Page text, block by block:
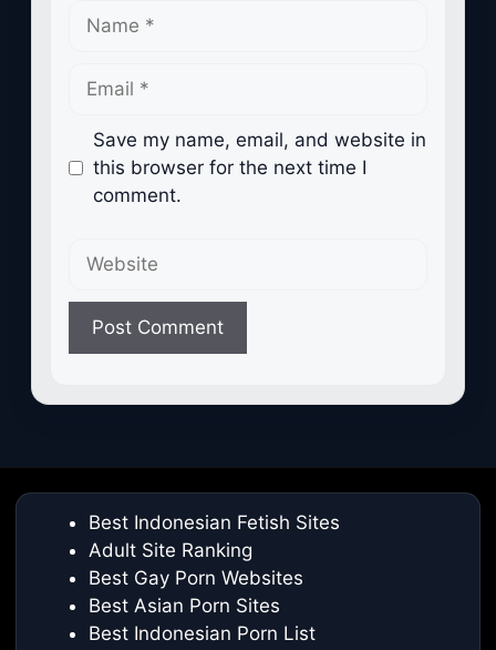
Name
Email
Save my name, email, and website in
this browser for the next time I
comment.
Best Indonesian Fetish Sites
Adult Site Ranking
Best Gay Porn Websites
Best Asian Porn Sites
Best Indonesian Porn List